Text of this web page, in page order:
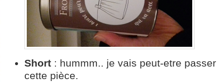
Short : hummm.. je vais peut-etre
cette pièce.